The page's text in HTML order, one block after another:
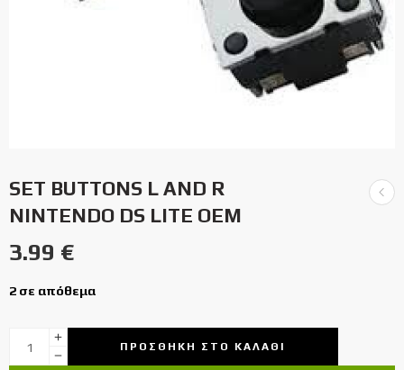
SET BUTTONS L AND R
NINTENDO DS LITE OEM
3.99 €
2 σε απόθεμα
ΠΡΟΣΘΉΚΗ ΣΤΟ ΚΑΛΆΘΙ